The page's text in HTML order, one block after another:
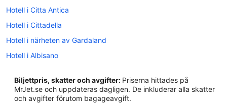
Hotell i Citta Antica
Hotell i Cittadella
Hotell i närheten av Gardaland
Hotell i Albisano
Hotell i Calmasino
Hotell i Castel d'Azzano
Biljettpris, skatter och avgifter: Priserna hittades på
MrJet.se och uppdateras dagligen. De inkluderar alla skatter
och avgifter förutom bagageavgift.